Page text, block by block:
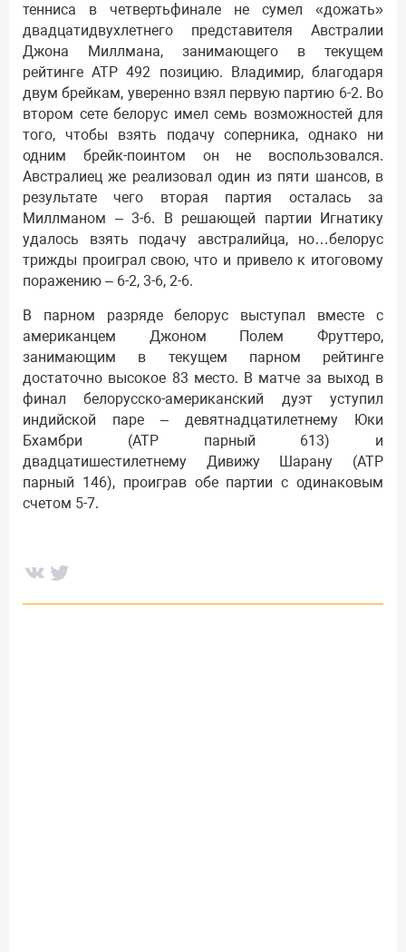
тенниса в четвертьфинале не сумел «дожать»
двадцатидвухлетнего представителя Австралии
Джона Миллмана, занимающего в текущем
рейтинге АТР 492 позицию. Владимир, благодаря
двум брейкам, уверенно взял первую партию 6-2. Во
втором сете белорус имел семь возможностей для
того, чтобы взять подачу соперника, однако ни
одним брейк-поинтом он не воспользовался.
Австралиец же реализовал один из пяти шансов, в
результате чего вторая партия осталась за
Миллманом – 3-6. В решающей партии Игнатику
удалось взять подачу австралийца, но…белорус
трижды проиграл свою, что и привело к итоговому
поражению – 6-2, 3-6, 2-6.
В парном разряде белорус выступал вместе с
американцем Джоном Полем Фруттеро,
занимающим в текущем парном рейтинге
достаточно высокое 83 место. В матче за выход в
финал белорусско-американский дуэт уступил
индийской паре – девятнадцатилетнему Юки
Бхамбри (АТР парный 613) и
двадцатишестилетнему Дивижу Шарану (АТР
парный 146), проиграв обе партии с одинаковым
счетом 5-7.